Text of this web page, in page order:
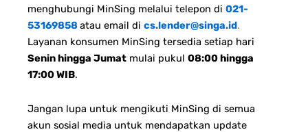
menghubungi MinSing melalui telepon di 021-
53169858atau email di cs.lender@singa.id.
Layanan konsumen MinSing tersedia setiap hari
Senin hingga Jumat mulai pukul 08:00 hingga
17:00 WIB.
Jangan lupa untuk mengikuti MinSing di semua
akun sosial media untuk mendapatkan update